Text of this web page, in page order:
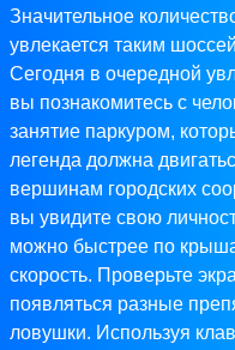
Значительное
увлекается таким
Сегодня в очередной
вы познакомитесь с
занятие паркуром,
легенда должна
вершинам городских
вы увидите свою
можно быстрее по
скорость. Проверьте
появляться разные
ловушки. Используя